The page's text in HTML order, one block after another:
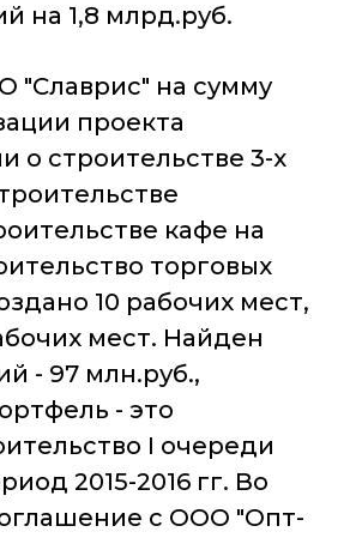
на 1,8 млрд.руб.
"Славрис" на сумму
проекта
о строительстве 3-х
кафе на
торговых
10 рабочих мест,
мест. Найден
- 97 млн.руб.,
- это
I очереди
2015-2016 гг. Во
с ООО "Опт-